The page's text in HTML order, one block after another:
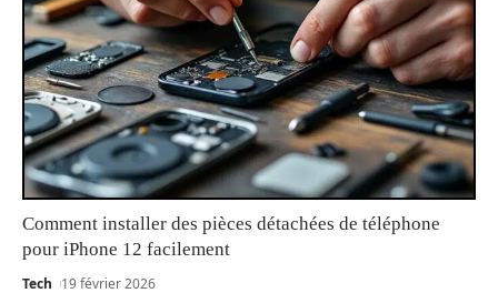
Comment installer des pièces détachées de téléphone
pour iPhone 12 facilement
Tech 19 février 2026